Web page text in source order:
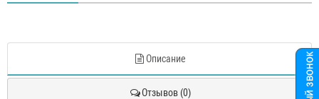
Описание
Отзывов (0)